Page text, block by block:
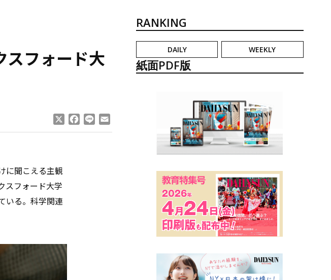
スフォード大
Facebook
Line
に聞こえる主観
スフォード大学
いる。科学関連
RANKING
DAILY WEEKLY
紙面PDF版